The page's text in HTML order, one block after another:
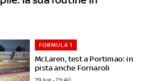
McLaren, test a Portimao: in
pista anche Fornaroli
FORMULA 1